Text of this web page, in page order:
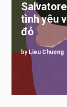
tình yêu
đỏ
byLieu Chuong